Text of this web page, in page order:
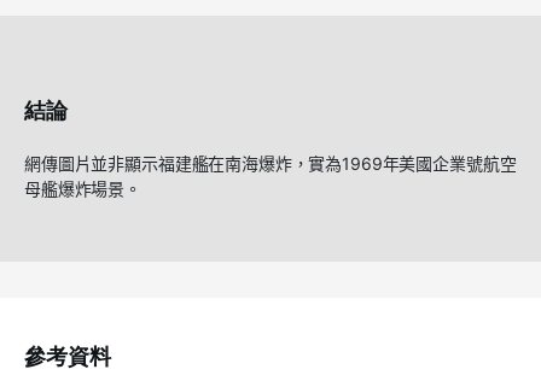
結論
網傳圖片並非顯示福建艦在南海爆炸，實為1969年美國企業號航空
母艦爆炸場景。
參考資料